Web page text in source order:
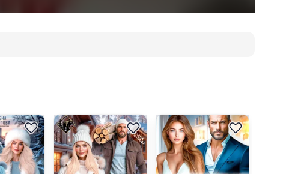
— это не стены, а человек. И о том, что